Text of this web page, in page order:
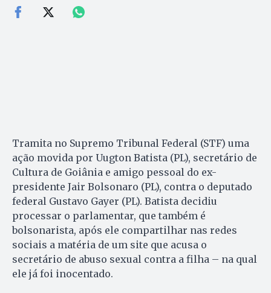
Tramita no Supremo Tribunal Federal (STF) uma
ação movida por Uugton Batista (PL), secretário de
Cultura de Goiânia e amigo pessoal do ex-
presidente Jair Bolsonaro (PL), contra o deputado
federal Gustavo Gayer (PL). Batista decidiu
processar o parlamentar, que também é
bolsonarista, após ele compartilhar nas redes
sociais a matéria de um site que acusa o
secretário de abuso sexual contra a filha – na qual
ele já foi inocentado.